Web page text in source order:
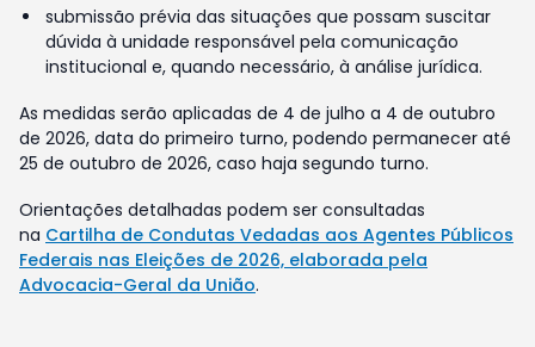
submissão prévia das situações que possam suscitar
dúvida à unidade responsável pela comunicação
institucional e, quando necessário, à análise jurídica.
As medidas serão aplicadas de 4 de julho a 4 de outubro
de 2026, data do primeiro turno, podendo permanecer até
25 de outubro de 2026, caso haja segundo turno.
Orientações detalhadas podem ser consultadas
na Cartilha de Condutas Vedadas aos Agentes Públicos
Federais nas Eleições de 2026, elaborada pela
Advocacia-Geral da União.